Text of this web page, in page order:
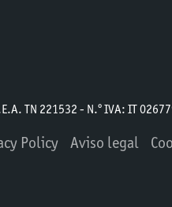
TN 221532 - N.º IVA: IT
Policy Aviso legal